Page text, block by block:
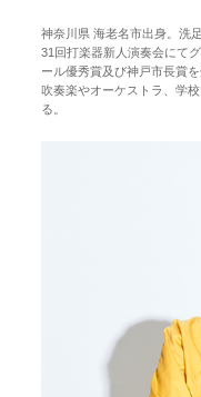
神奈川県 海老名市出身。洗
31回打楽器新人演奏会にて
ール優秀賞及び神戸市長賞
吹奏楽やオーケストラ、学
る。